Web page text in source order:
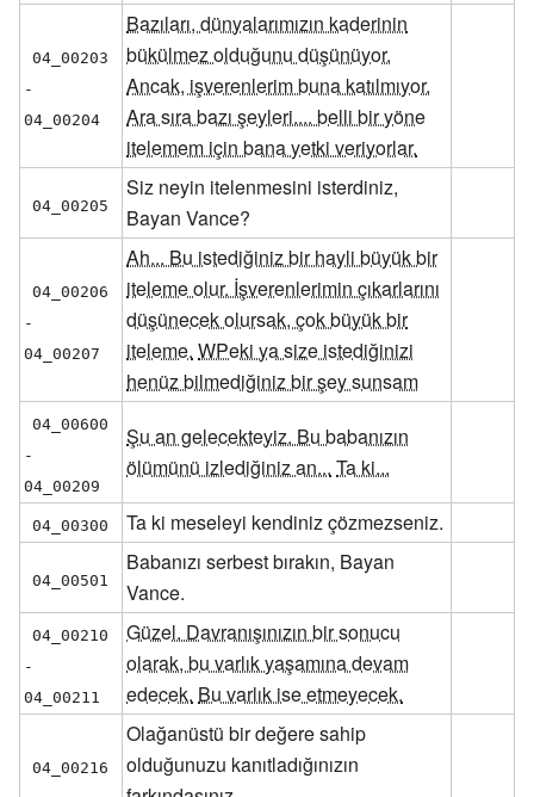
04_00203
-
04_00204
Bazıları, dünyalarımızın kaderinin
bükülmez olduğunu düşünüyor.
Ancak, işverenlerim buna katılmıyor.
Ara sıra bazı şeyleri.... belli bir yöne
itelemem için bana yetki veriyorlar.
04_00205
Siz neyin itelenmesini isterdiniz,
Bayan Vance?
04_00206
-
04_00207
Ah... Bu istediğiniz bir hayli büyük bir
iteleme olur. İşverenlerimin çıkarlarını
düşünecek olursak, çok büyük bir
iteleme. WPeki ya size istediğinizi
henüz bilmediğiniz bir şey sunsam
04_00600
-
04_00209
Şu an gelecekteyiz. Bu babanızın
ölümünü izlediğiniz an... Ta ki...
04_00300 Ta ki meseleyi kendiniz çözmezseniz.
04_00501
Babanızı serbest bırakın, Bayan
Vance.
04_00210
-
04_00211
Güzel. Davranışınızın bir sonucu
olarak, bu varlık yaşamına devam
edecek. Bu varlık ise etmeyecek.
04_00216
Olağanüstü bir değere sahip
olduğunuzu kanıtladığınızın